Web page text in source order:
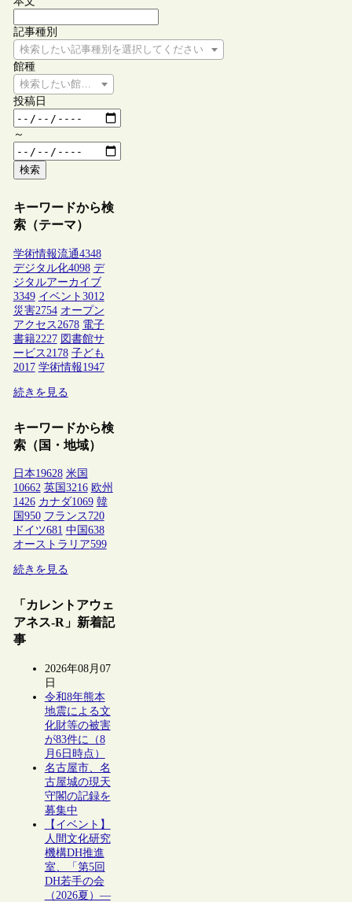
記事種別
検索したい記事種別を選択してください
館種
検索したい館種を選択してください
投稿日
～
検索
キーワードから検
索（テーマ）
学術情報流通4348
デジタル化4098 デ
ジタルアーカイブ
3349 イベント 3012
災害2754 オープン
アクセス 2678 電子
書籍2227 図書館サ
ービス 2178 子ども
2017 学術情報1947
続きを見る
キーワードから検
索（国・地域）
日本19628 米国
10662 英国 3216 欧州
1426 カナダ1069 韓
国 950 フランス 720
ドイツ681 中国 638
オーストラリア599
続きを見る
「カレントアウェ
アネス-R」新着記
事
2026年08月07
日
令和8年熊本
地震による文
化財等の被害
が83件に（8
月6日時点）
名古屋市、名
古屋城の現天
守閣の記録を
募集中
【イベント】
人間文化研究
機構DH推進
室、「第5回
DH若手の会
（2026夏）―